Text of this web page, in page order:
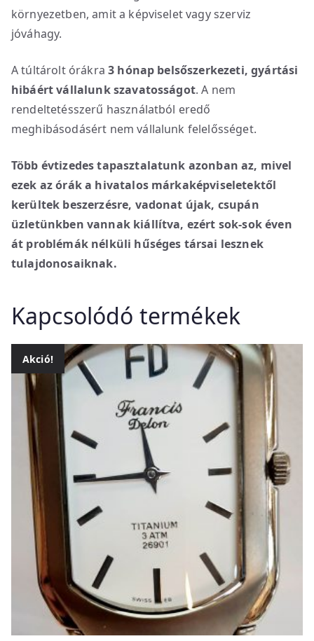
környezetben, amit a képviselet vagy szerviz
jóváhagy.
A túltárolt órákra3 hónap belsőszerkezeti, gyártási
hibáért vállalunk szavatosságot. A nem
rendeltetésszerű használatból eredő
meghibásodásért nem vállalunk felelősséget.
Több évtizedes tapasztalatunk azonban az, mivel
ezek az órák a hivatalos márkaképviseletektől
kerültek beszerzésre, vadonat újak, csupán
üzletünkben vannak kiállítva, ezért sok-sok éven
át problémák nélküli hűséges társai lesznek
tulajdonosaiknak.
Kapcsolódó termékek
Akció!